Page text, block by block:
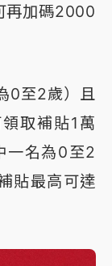
再加碼2000
0至2歲）且
取補貼1萬
一名為0至2
貼最高可達